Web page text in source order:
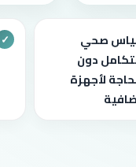
صحي
دون
لأجهزة
✓